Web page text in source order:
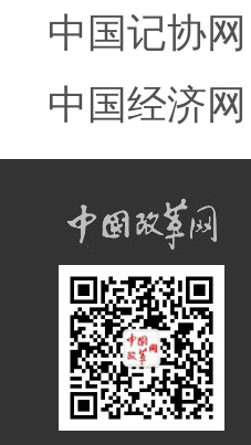
中国记协网
中国经济网